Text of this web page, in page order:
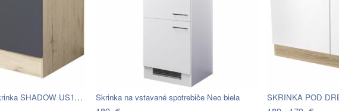
Spodná kuchynská skrinka SHADOW US100… Skrinka na vstavané spotrebiče Neo biela